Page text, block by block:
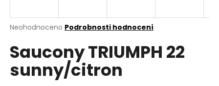
Průměrné
produktu
je
z
Neohodnoceno Podrobnosti hodnocení
Saucony TRIUMPH 22
sunny/citron
j
t
?